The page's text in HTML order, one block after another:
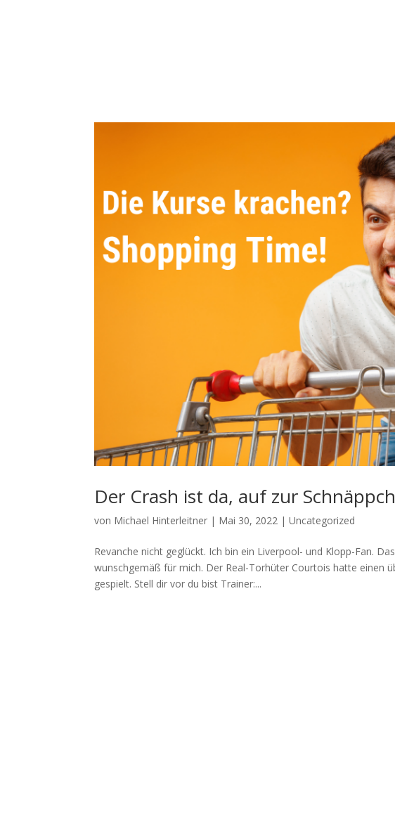
Der Crash ist da, auf zur
von Michael Hinterleitner | Mai 30, 2022 |Uncategorized
Revanche nicht geglückt. Ich bin ein Liverpool- und Klopp-Fan.
wunschgemäß für mich. Der Real-Torhüter Courtois hatte einen
gespielt. Stell dir vor du bist Trainer:...